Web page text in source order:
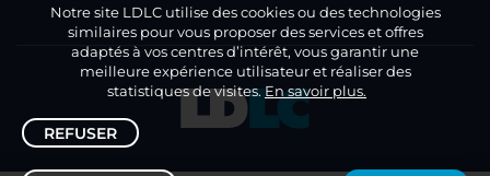
Notre site LDLC utilise des cookies ou des technologies
similaires pour vous proposer des services et offres
adaptés à vos centres d’intérêt, vous garantir une
meilleure expérience utilisateur et réaliser des
statistiques de visites.En savoir plus.
REFUSER